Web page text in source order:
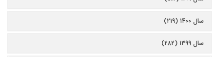
سال ۱۴۰۰ (۲۱۹)
سال ۱۳۹۹ (۲۸۲)